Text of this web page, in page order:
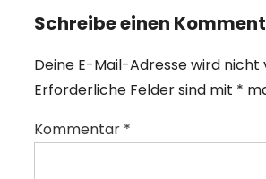
Schreibe einen
Deine E-Mail-Adresse wird
Erforderliche Felder sind mit *
Kommentar *